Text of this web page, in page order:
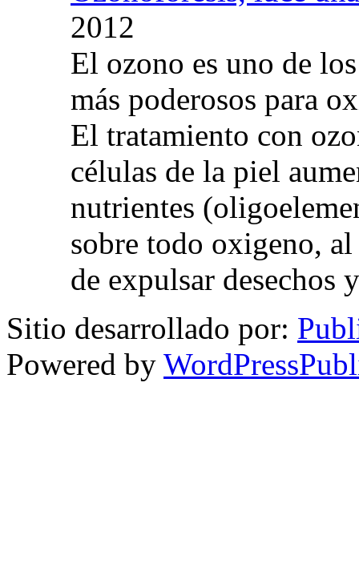
2012
El ozono es uno de
más poderosos para
El tratamiento con
células de la piel
nutrientes
sobre todo oxigeno,
de expulsar
Sitio desarrollado por:
Powered by